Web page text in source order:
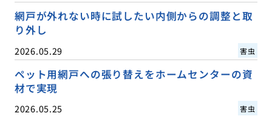
網戸が外れない時に試したい内側からの調整と取
り外し
2026.05.29 害虫
ペット用網戸への張り替えをホームセンターの資
材で実現
2026.05.25 害虫